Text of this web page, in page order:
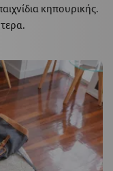
κηπουρικής.